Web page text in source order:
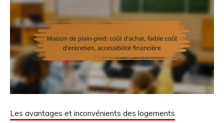
Les avantages et inconvénients des logements